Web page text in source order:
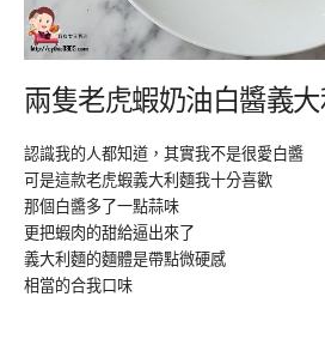
兩隻老虎蝦奶油白醬義
認識我的人都知道，其實我不是很愛白醬
可是這款老虎蝦義大利麵我十分喜歡
那個白醬多了一點蒜味
更把蝦肉的甜給逼出來了
義大利麵的麵體是帶點微硬感
相當的合我口味